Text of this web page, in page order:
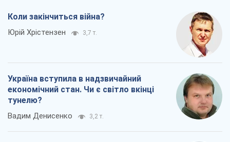
Коли закінчиться війна?
Юрій Хрістензен 3,7 т.
Україна вступила в надзвичайний
економічний стан. Чи є світло вкінці
тунелю?
Вадим Денисенко 3,2 т.